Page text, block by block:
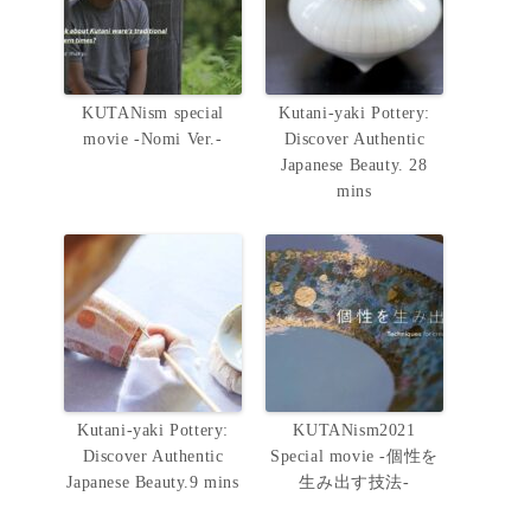
KUTANism special
movie -Nomi Ver.-
Kutani-yaki Pottery:
Discover Authentic
Japanese Beauty. 28
mins
Kutani-yaki Pottery:
Discover Authentic
Japanese Beauty.9 mins
KUTANism2021
Special movie -個性を
生み出す技法-